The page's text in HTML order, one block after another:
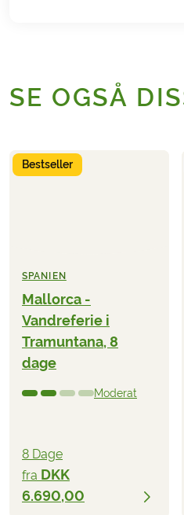
SE OGSÅ
Bestseller
SPANIEN
Mallorca -
Vandreferie i
Tramuntana, 8
dage
Moderat
8 Dage
fra DKK
6.690,00